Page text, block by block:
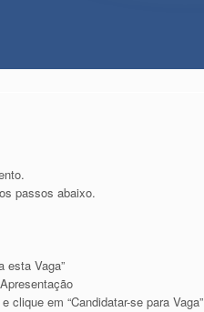
passos abaixo.
esta Vaga”
em “Candidatar-se para Vaga”